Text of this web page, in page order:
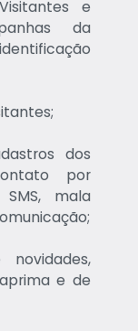
e
da
dos
por
mala
e de